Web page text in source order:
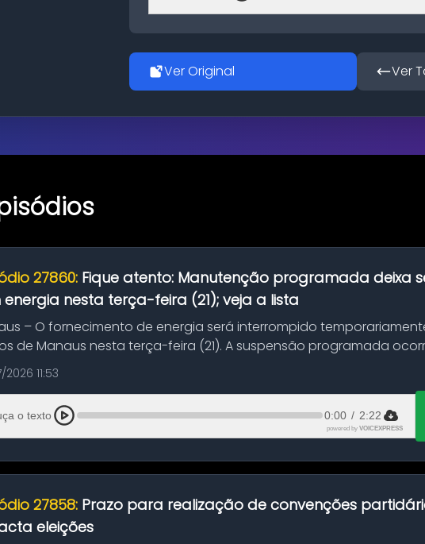
Ver Original Ver
27860: Fique atento: Manutenção programada deixa
energia nesta terça-feira (21); veja a lista
– O fornecimento de energia será interrompido
de Manaus nesta terça-feira (21). A suspensão programada
de manuten...
11:53
o texto 0:00 / 2:22
powered by VOICEXPRESS
27858: Prazo para realização de convenções
eleições